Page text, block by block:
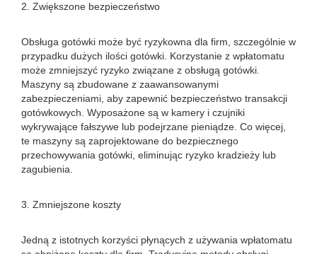
2. Zwiększone bezpieczeństwo
Obsługa gotówki może być ryzykowna dla firm, szczególnie w
przypadku dużych ilości gotówki. Korzystanie z wpłatomatu
może zmniejszyć ryzyko związane z obsługą gotówki.
Maszyny są zbudowane z zaawansowanymi
zabezpieczeniami, aby zapewnić bezpieczeństwo transakcji
gotówkowych. Wyposażone są w kamery i czujniki
wykrywające fałszywe lub podejrzane pieniądze. Co więcej,
te maszyny są zaprojektowane do bezpiecznego
przechowywania gotówki, eliminując ryzyko kradzieży lub
zagubienia.
3. Zmniejszone koszty
Jedną z istotnych korzyści płynących z używania wpłatomatu